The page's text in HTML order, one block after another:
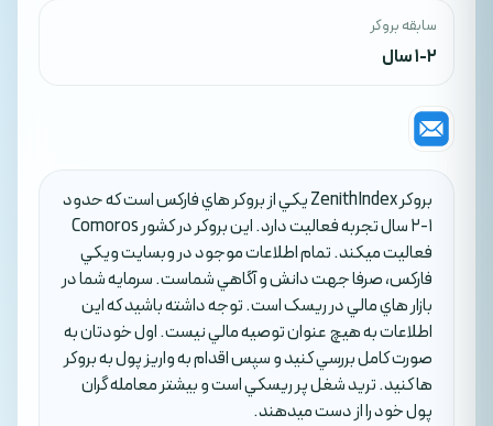
سابقه بروکر
1-2 سال
بروکر ZenithIndex يکي از بروکر هاي فارکس است که حدود
1-2 سال تجربه فعاليت دارد. اين بروکر در کشور Comoros
فعاليت ميکند. تمام اطلاعات موجود در وبسايت ويکي
فارکس، صرفا جهت دانش و آگاهي شماست. سرمايه شما در
بازار هاي مالي در ريسک است. توجه داشته باشيد که اين
اطلاعات به هيچ عنوان توصيه مالي نيست. اول خودتان به
صورت کامل بررسي کنيد و سپس اقدام به واريز پول به بروکر
ها کنيد. تريد شغل پر ريسکي است و بيشتر معامله گران
پول خود را از دست ميدهند.